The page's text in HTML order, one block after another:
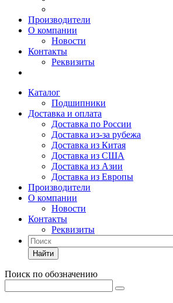
Производители
О компании
Новости
Контакты
Реквизиты
Каталог
Подшипники
Доставка и оплата
Доставка по России
Доставка из-за рубежа
Доставка из Китая
Доставка из США
Доставка из Азии
Доставка из Европы
Производители
О компании
Новости
Контакты
Реквизиты
Найти
Поиск по обозначению